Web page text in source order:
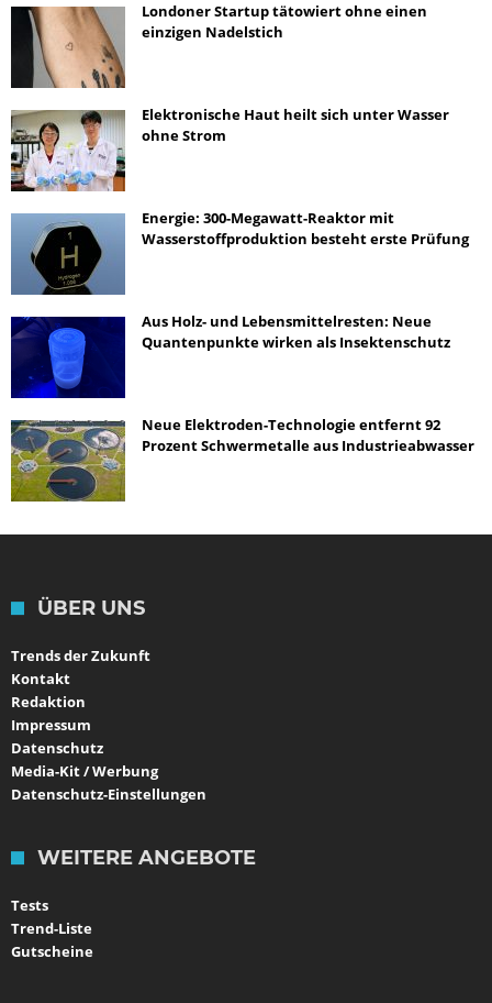
Londoner Startup tätowiert ohne einen
einzigen Nadelstich
Elektronische Haut heilt sich unter Wasser
ohne Strom
Energie: 300-Megawatt-Reaktor mit
Wasserstoffproduktion besteht erste Prüfung
Aus Holz- und Lebensmittelresten: Neue
Quantenpunkte wirken als Insektenschutz
Neue Elektroden-Technologie entfernt 92
Prozent Schwermetalle aus Industrieabwasser
ÜBER UNS
Trends der Zukunft
Kontakt
Redaktion
Impressum
Datenschutz
Media-Kit / Werbung
Datenschutz-Einstellungen
WEITERE ANGEBOTE
Tests
Trend-Liste
Gutscheine